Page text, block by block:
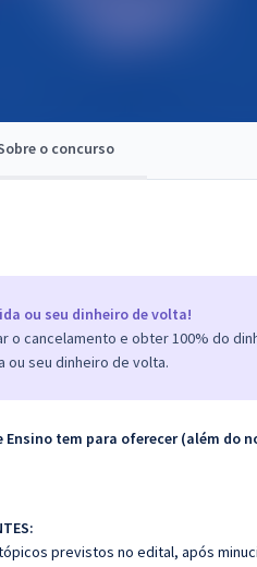
o concurso
ou seu dinheiro de volta!
o cancelamento e obter 100% do
ou seu dinheiro de volta.
Ensino tem para oferecer (além do
previstos no edital, após